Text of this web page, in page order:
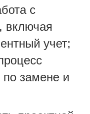
с
включая
учет;
замене и